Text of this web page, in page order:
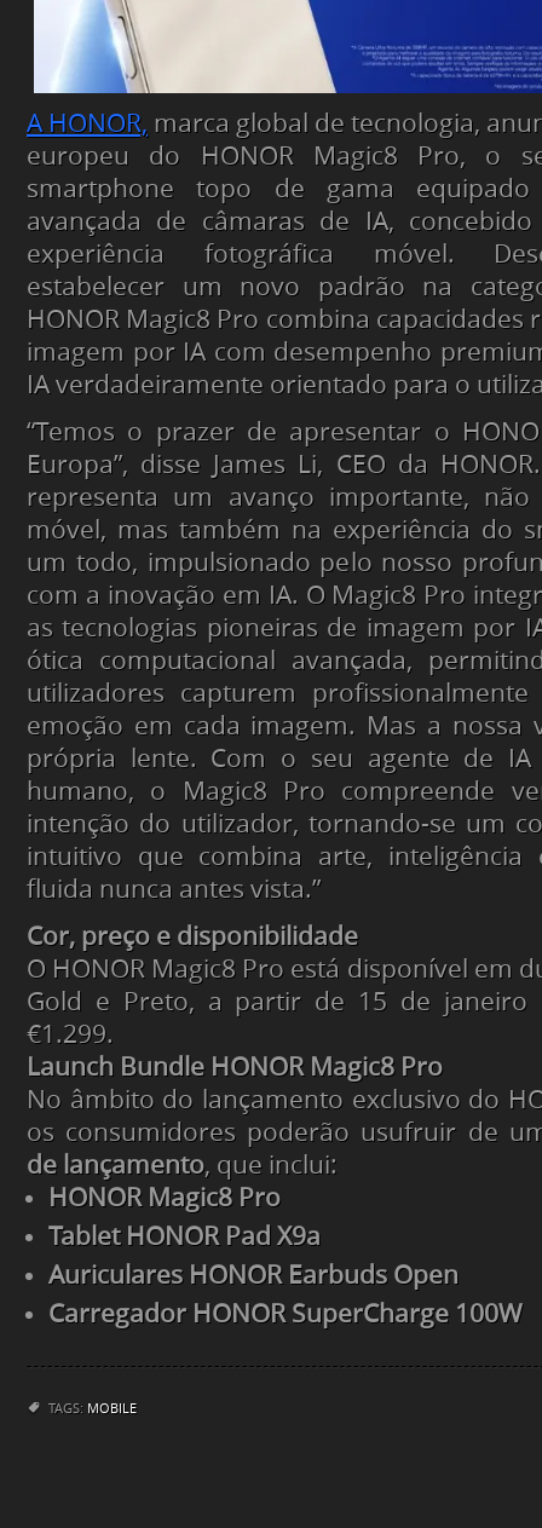
A HONOR, marca global de tecnologia,
europeu do HONOR Magic8 Pro, o
smartphone topo de gama equipado
avançada de câmaras de IA,
experiência fotográfica móvel.
estabelecer um novo padrão na
HONOR Magic8 Pro combina capacidades
imagem por IA com desempenho
IA verdadeiramente orientado para o
“Temos o prazer de apresentar o
Europa”, disse James Li, CEO da
representa um avanço importante,
móvel, mas também na experiência do
um todo, impulsionado pelo nosso
com a inovação em IA. O Magic8 Pro
as tecnologias pioneiras de imagem por
ótica computacional avançada,
utilizadores capturem
emoção em cada imagem. Mas a nossa
própria lente. Com o seu agente de
humano, o Magic8 Pro compreende
intenção do utilizador, tornando-se um
intuitivo que combina arte, inteligência
fluida nunca antes vista.”
Cor, preço e disponibilidade
O HONOR Magic8 Pro está disponível em
Gold e Preto, a partir de 15 de janeiro
€1.299.
Launch Bundle HONOR Magic8 Pro
No âmbito do lançamento exclusivo do
os consumidores poderão usufruir de
de lançamento, que inclui:
HONOR Magic8 Pro
Tablet HONOR Pad X9a
Auriculares HONOR Earbuds Open
Carregador HONOR SuperCharge 100W
TAGS: MOBILE